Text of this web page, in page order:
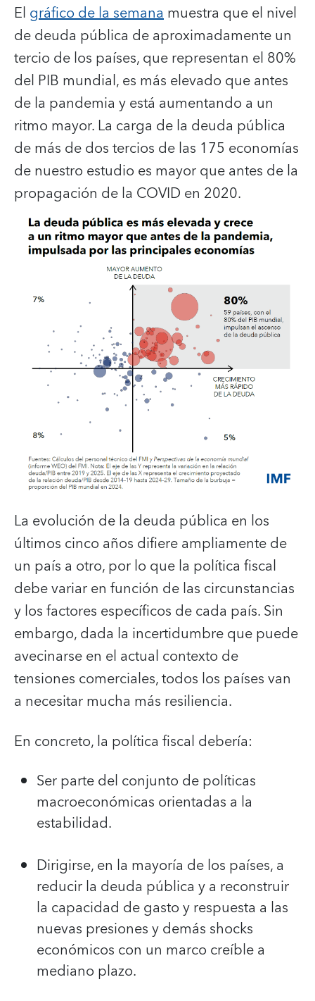
El gráfico de la semanamuestra que el nivel
de deuda pública de aproximadamente un
tercio de los países, que representan el 80%
del PIB mundial, es más elevado que antes
de la pandemia y está aumentando a un
ritmo mayor. La carga de la deuda pública
de más de dos tercios de las 175 economías
de nuestro estudio es mayor que antes de la
propagación de la COVID en 2020.
La evolución de la deuda pública en los
últimos cinco años difiere ampliamente de
un país a otro, por lo que la política fiscal
debe variar en función de las circunstancias
y los factores específicos de cada país. Sin
embargo, dada la incertidumbre que puede
avecinarse en el actual contexto de
tensiones comerciales, todos los países van
a necesitar mucha más resiliencia.
En concreto, la política fiscal debería:
Ser parte del conjunto de políticas
macroeconómicas orientadas a la
estabilidad.
Dirigirse, en la mayoría de los países, a
reducir la deuda pública y a reconstruir
la capacidad de gasto y respuesta a las
nuevas presiones y demás shocks
económicos con un marco creíble a
mediano plazo.